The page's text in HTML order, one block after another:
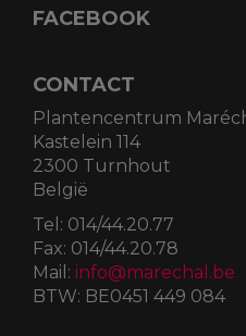
FACEBOOK
CONTACT
Plantencentrum
Kastelein 114
2300 Turnhout
België
Tel: 014/44.20.77
Fax: 014/44.20.78
Mail: info@marechal.be
BTW: BE0451 449 084